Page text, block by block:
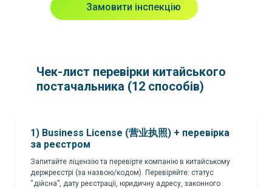
Замовити інспекцію
Чек-лист перевірки китайського
постачальника (12 способів)
1) Business License (营业执照) + перевірка
за реєстром
Запитайте ліцензію та перевірте компанію в китайському
держреєстрі (за назвою/кодом). Перевіряйте: статус
“дійсна”, дату реєстрації, юридичну адресу, законного